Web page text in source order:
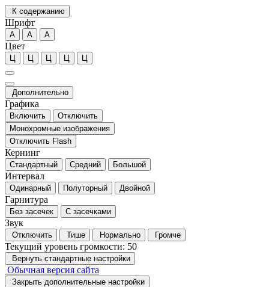
К содержанию
Шрифт
А А А
Цвет
Ц Ц Ц Ц Ц
Дополнительно
Графика
Включить
Отключить
Монохромные изображения
Отключить Flash
Кернинг
Стандартный Средний Большой
Интервал
Одинарный Полуторный Двойной
Гарнитура
Без засечек С засечками
Звук
Отключить Тише Нормально Громче
Текущий уровень громкости: 50
Вернуть стандартные настройки
Обычная версия сайта
Закрыть дополнительные настройки